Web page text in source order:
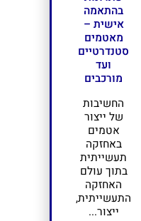
בהתאמה
אישית –
מאטמים
סטנדרטיים
ועד
מורכבים
החשיבות
של ייצור
אטמים
באחזקה
תעשייתית
בתוך עולם
האחזקה
התעשייתית,
ייצור...